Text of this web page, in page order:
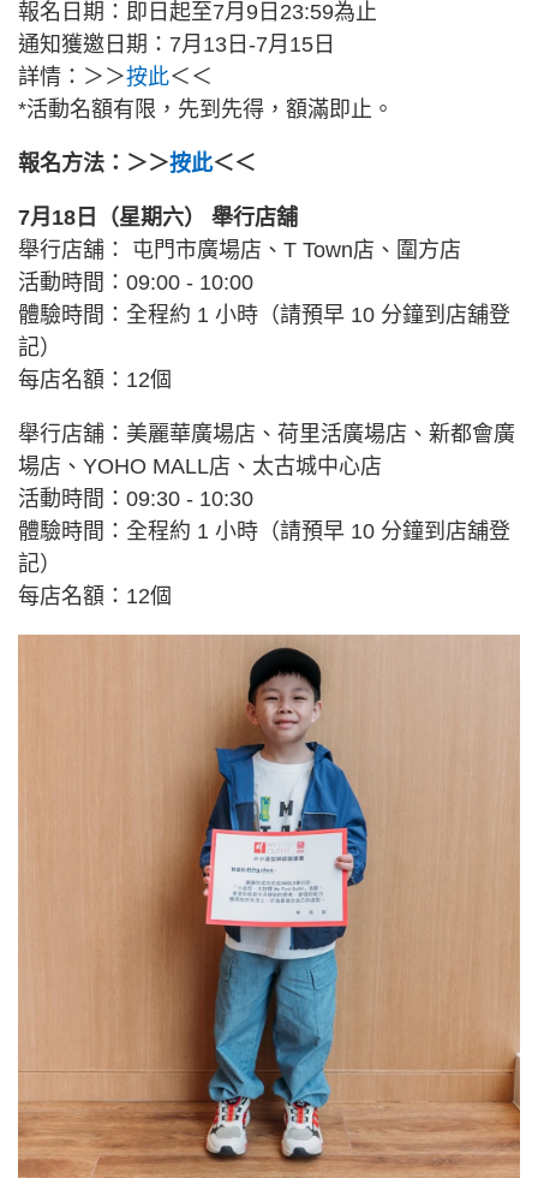
報名日期：即日起至7月9日23:59為止
通知獲邀日期：7月13日-7月15日
詳情：＞＞按此＜＜
*活動名額有限，先到先得，額滿即止。
報名方法：＞＞按此＜＜
7月18日（星期六） 舉行店舖
舉行店舖： 屯門市廣場店、T Town店、圍方店
活動時間：09:00 - 10:00
體驗時間：全程約 1 小時（請預早 10 分鐘到店舖登
記）
每店名額：12個
舉行店舖：美麗華廣場店、荷里活廣場店、新都會廣
場店、YOHO MALL店、太古城中心店
活動時間：09:30 - 10:30
體驗時間：全程約 1 小時（請預早 10 分鐘到店舖登
記）
每店名額：12個